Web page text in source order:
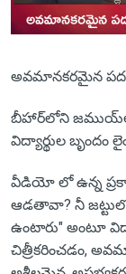
అవమానకరమైన
బీహార్‌లోని జముయ్‌లో
విద్యార్థుల బృందం
వీడియో లో ఉన్న
ఆడతావా? నీ
ఉంటారు" అంటూ
చిత్రీకరించడం,